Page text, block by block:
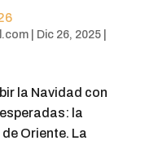
| Dic 26, 2025|
la Navidad con
la
Oriente. La